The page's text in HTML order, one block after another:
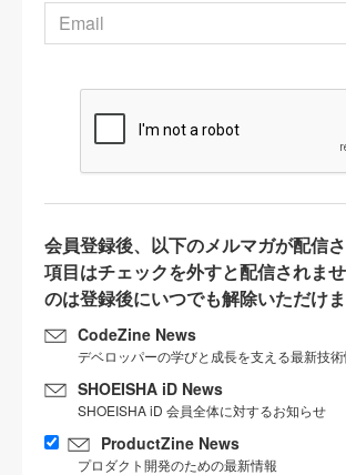
会員登録後、以下のメルマガが配信
項目はチェックを外すと配信されま
のは登録後にいつでも解除いただけま
CodeZine News
デベロッパーの学びと成長を支える最新技
SHOEISHA iD News
SHOEISHA iD 会員全体に対するお知らせ
ProductZine News
プロダクト開発のための最新情報